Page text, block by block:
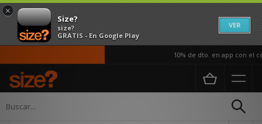
×
Size?
size?
GRATIS - En Google Play
VER
10% de dto. en app con el
Página principal